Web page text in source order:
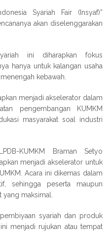
Syariah Fair (Insyaf)”
akan diselenggarakan
ini diharapkan fokus
hanya untuk kalangan usaha
kebawah.
menjadi akselerator dalam
pengembangan KUMKM
masyarakat soal industri
KUMKM Braman Setyo
menjadi akselerator untuk
Acara ini dikemas dalam
sehingga peserta maupun
yang maksimal.
syariah dan produk
menjadi rujukan atau tempat